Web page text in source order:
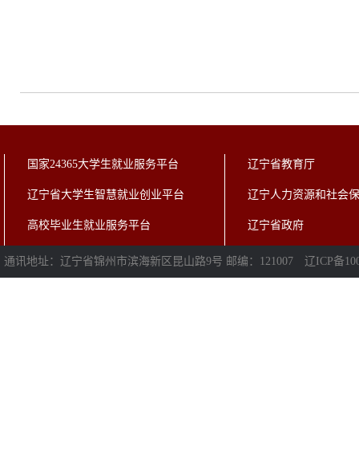
国家24365大学生就业服务平台
辽宁省大学生智慧就业创业平台
高校毕业生就业服务平台
辽宁省教育厅
辽宁人力资源和社会
辽宁省政府
通讯地址：辽宁省锦州市滨海新区昆山路9号 邮编：121007 辽ICP备